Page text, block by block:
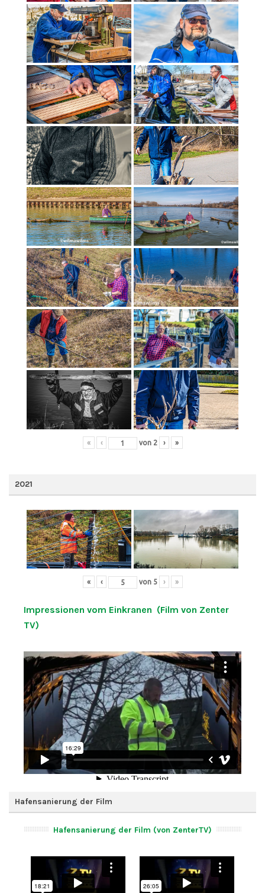
« ‹ von 2 › »
2021
« ‹ von 5 › »
Impressionen vom Einkranen (Film von Zenter
TV)
Hafensanierung der Film
Hafensanierung der Film (von ZenterTV)